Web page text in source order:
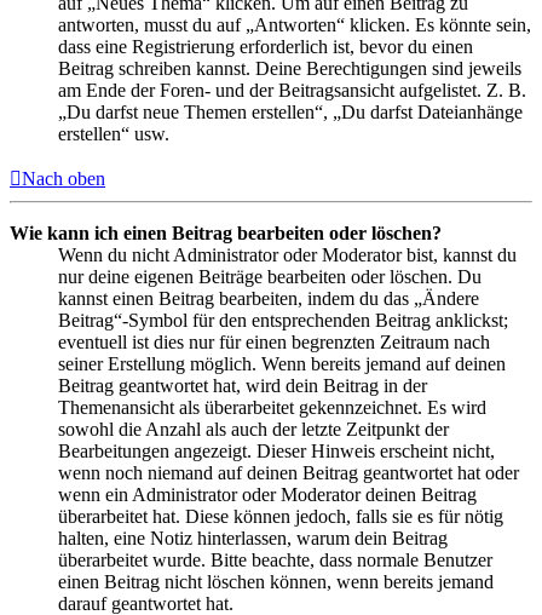
antworten, musst du auf „Antworten“ klicken. Es könnte sein,
dass eine Registrierung erforderlich ist, bevor du einen
Beitrag schreiben kannst. Deine Berechtigungen sind jeweils
am Ende der Foren- und der Beitragsansicht aufgelistet. Z. B.
„Du darfst neue Themen erstellen“, „Du darfst Dateianhänge
erstellen“ usw.
Nach oben
Wie kann ich einen Beitrag bearbeiten oder löschen?
Wenn du nicht Administrator oder Moderator bist, kannst du
nur deine eigenen Beiträge bearbeiten oder löschen. Du
kannst einen Beitrag bearbeiten, indem du das „Ändere
Beitrag“-Symbol für den entsprechenden Beitrag anklickst;
eventuell ist dies nur für einen begrenzten Zeitraum nach
seiner Erstellung möglich. Wenn bereits jemand auf deinen
Beitrag geantwortet hat, wird dein Beitrag in der
Themenansicht als überarbeitet gekennzeichnet. Es wird
sowohl die Anzahl als auch der letzte Zeitpunkt der
Bearbeitungen angezeigt. Dieser Hinweis erscheint nicht,
wenn noch niemand auf deinen Beitrag geantwortet hat oder
wenn ein Administrator oder Moderator deinen Beitrag
überarbeitet hat. Diese können jedoch, falls sie es für nötig
halten, eine Notiz hinterlassen, warum dein Beitrag
überarbeitet wurde. Bitte beachte, dass normale Benutzer
einen Beitrag nicht löschen können, wenn bereits jemand
darauf geantwortet hat.